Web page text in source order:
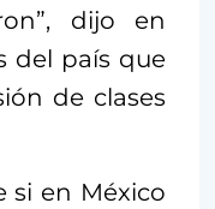
dijo en
del país que
de clases
si en México